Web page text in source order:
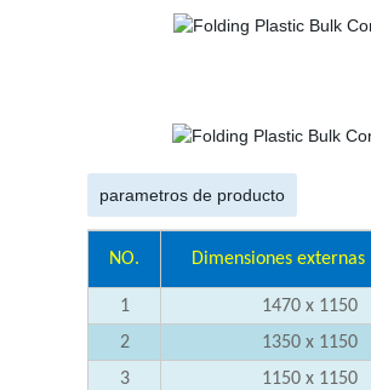
parametros de producto
NO. Dimensiones externas
1 1470 x 1150
2
1350 x 1150
3
1150 x 1150